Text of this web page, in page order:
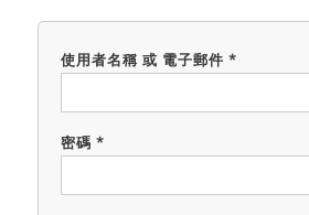
使用者名稱 或 電子郵件 *
密碼 *